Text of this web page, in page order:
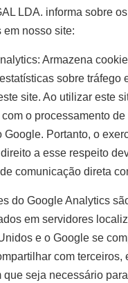
LDA. informa sobre
em nosso site:
Armazena
sobre tráfego
site. Ao utilizar este
o processamento
Google. Portanto, o
a esse respeito
comunicação direta
do Google Analytics
em servidores
e o Google se
com terceiros,
que seja necessário